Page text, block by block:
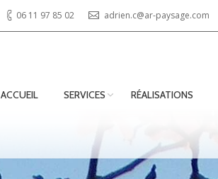
06 11 97 85 02 adrien.c@ar-paysage.com
ACCUEIL SERVICES RÉALISATIONS